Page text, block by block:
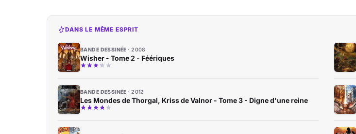
DANS LE MÊME ESPRIT
BANDE DESSINÉE 2008
Wisher - Tome 2 - Féériques
BANDE DESSINÉE 2012
Les Mondes de Thorgal, Kriss de Valnor - Tome 3 - Digne d'une reine